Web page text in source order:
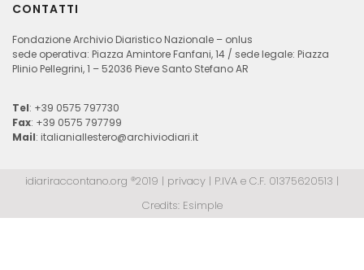
CONTATTI
Fondazione Archivio Diaristico Nazionale – onlus
sede operativa: Piazza Amintore Fanfani, 14 / sede legale: Piazza
Plinio Pellegrini, 1 – 52036 Pieve Santo Stefano AR
Tel: +39 0575 797730
Fax: +39 0575 797799
Mail: italianiallestero@archiviodiari.it
idiariraccontano.org ®2019 | privacy | P.IVA e C.F. 01375620513 |
Credits: Esimple